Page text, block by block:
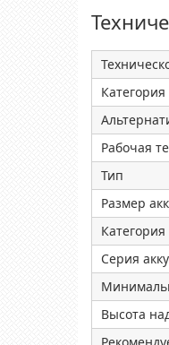
Рабочая
Тип
Размер
Категория
Серия
Высота